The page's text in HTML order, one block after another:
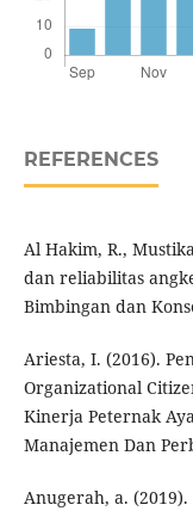
REFERENCES
Al Hakim, R.,
dan reliabilitas
Bimbingan dan
Ariesta, I. (2016).
Organizational
Kinerja Peternak
Manajemen Dan
Anugerah, a.